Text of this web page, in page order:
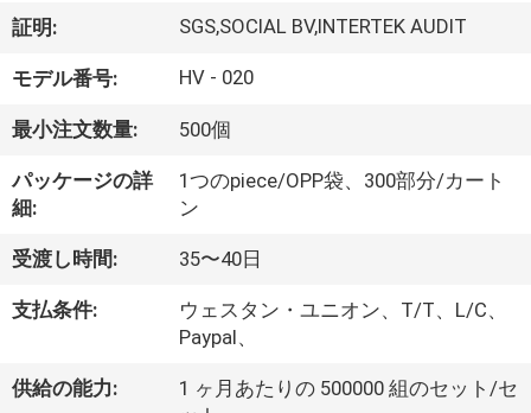
ト
私
に
つ
い
証明: SGS,SOCIAL BV,INTERTEK AUDIT
モデル番号: HV - 020
最小注文数量: 500個
パッケージの詳
細:
1つのpiece/OPP袋、300部分/カート
ン
受渡し時間: 35〜40日
支払条件:
ウェスタン・ユニオン、T/T、L/C、
Paypal、
供給の能力:
1 ヶ月あたりの 500000 組のセット/セ